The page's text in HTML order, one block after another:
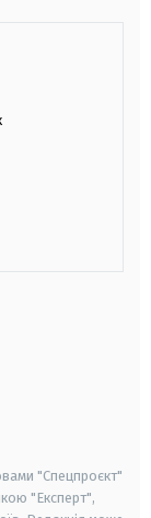
"Спецпроєкт"
"Експерт",